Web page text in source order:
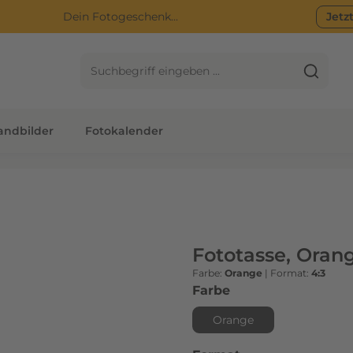
Dein Fotogeschenk...
Fotokalender
Fototasse,
Farbe: Orange | Format: 4:3
Farbeauswählen
Orange